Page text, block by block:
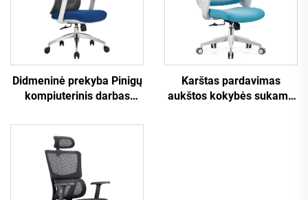
Didmeninė prekyba Pinigų
kompiuterinis darbas
atsiguldytuvas Patogi
tinklinio audinio
ergonomiška biuro kėdė
Karštas pardavimas
aukštos kokybės sukama